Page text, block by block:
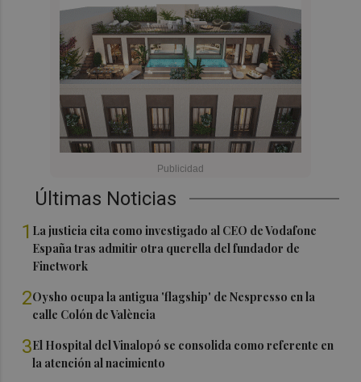
Últimas Noticias
1 La justicia cita como investigado al CEO de Vodafone
España tras admitir otra querella del fundador de
Finetwork
2Oysho ocupa la antigua 'flagship' de Nespresso en la
calle Colón de València
3El Hospital del Vinalopó se consolida como referente en
la atención al nacimiento